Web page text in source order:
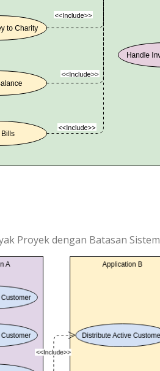
Proyek dengan Batasan Sistem